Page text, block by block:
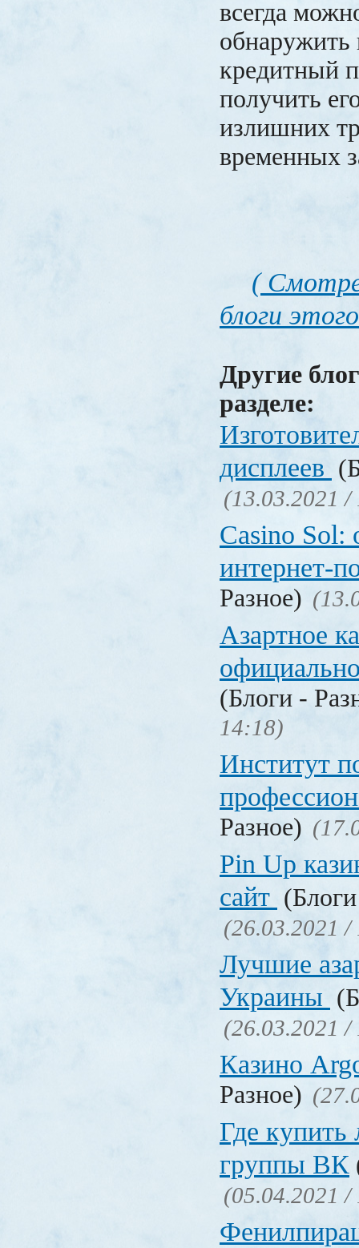
всегда
кредитный
получить
излишних
временных
(
блоги
Другие
разделе:
дисплеев
(13.03.2021 /
Casino Sol:
интернет-
Разное)
Азартное
(Блоги -
14:18)
Институт
Разное)
Pin Up
сайт
(26.03.2021 /
Лучшие
Украины
(26.03.2021 /
Казино
Разное)
Где купить
группы ВК
(05.04.2021 /